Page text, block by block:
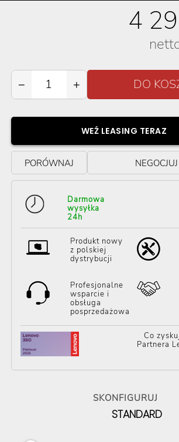
4
− +
WEŹ LEASING TERAZ
PORÓWNAJ
Darmowa
wysyłka
24h
Produkt nowy
z polskiej
dystrybucji
Profesjonalne
wsparcie i
obsługa
posprzedażowa
Co
Partnera
SKONFIGURUJ
STANDARD